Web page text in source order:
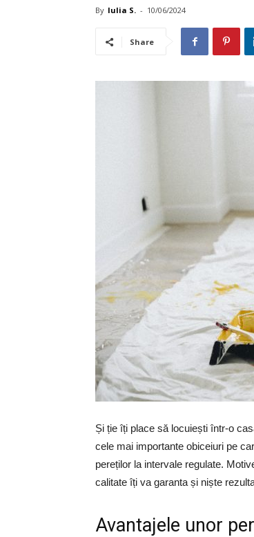
By Iulia S. - 10/06/2024
Share
Și ție îți place să locuiești într-o
cele mai importante obiceiuri pe
pereților la intervale regulate.
calitate îți va garanta și niște
Avantajele unor